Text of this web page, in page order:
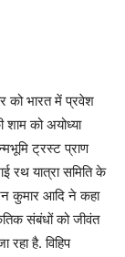
को भारत में प्रवेश
को अयोध्या
ट्रस्ट प्राण
रथ यात्रा समिति के
कुमार आदि ने कहा
संबंधों को जीवंत
है. विहिप